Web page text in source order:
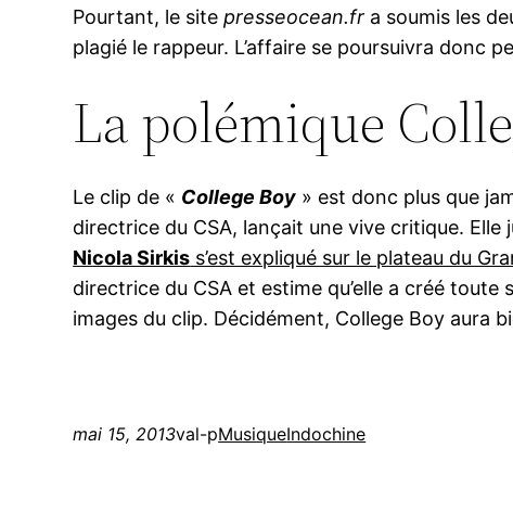
Pourtant, le sitepresseocean.fr a soumis les
plagié le rappeur. L’affaire se poursuivra donc
La polémique
Le clip de « College Boy » est donc plus que
directrice du CSA, lançait une vive critique.
Nicola Sirkis s’est expliqué sur le plateau du
directrice du CSA et estime qu’elle a créé
images du clip. Décidément, College Boy aura
mai 15, 2013val-pMusiqueIndochine